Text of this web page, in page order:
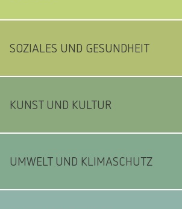
SOZIALES UND GESUNDHEIT
KUNST UND KULTUR
UMWELT UND KLIMASCHUTZ